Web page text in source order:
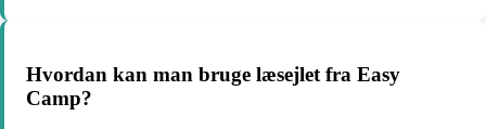
Hvordan kan man bruge læsejlet fra Easy
Camp?